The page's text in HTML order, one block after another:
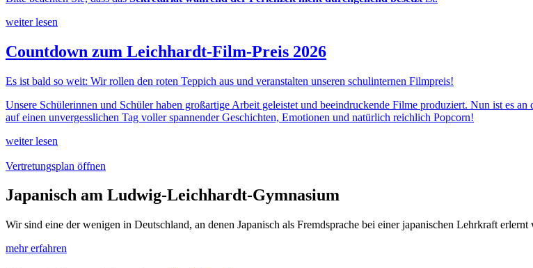
weiter lesen
Countdown zum Leichhardt-Film-Preis 2026
Es ist bald so weit: Wir rollen den roten Teppich aus und veranstalten unseren schulinternen Filmpreis!
Unsere Schülerinnen und Schüler haben großartige Arbeit geleistet und beeindruckende Filme produziert. Nun ist es
auf einen unvergesslichen Tag voller spannender Geschichten, Emotionen und natürlich reichlich Popcorn!
weiter lesen
Vertretungsplan öffnen
Japanisch am Ludwig-Leichhardt-Gymnasium
Wir sind eine der wenigen in Deutschland, an denen Japanisch als Fremdsprache bei einer japanischen Lehrkraft erlernt
mehr erfahren